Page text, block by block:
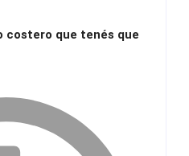
costero que tenés que